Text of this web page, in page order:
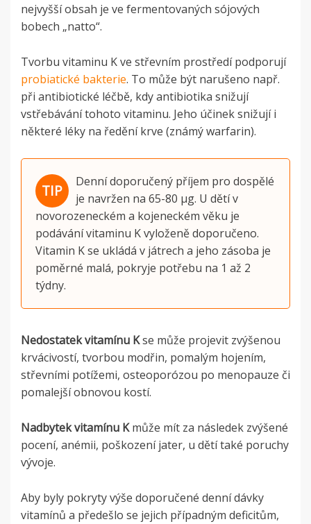
nejvyšší obsah je ve fermentovaných sójových
bobech „natto“.
Tvorbu vitaminu K ve střevním prostředí podporují
probiatické bakterie. To může být narušeno např.
při antibiotické léčbě, kdy antibiotika snižují
vstřebávání tohoto vitaminu. Jeho účinek snižují i
některé léky na ředění krve (známý warfarin).
Denní doporučený příjem pro dospělé
je navržen na 65-80 µg. U dětí v
novorozeneckém a kojeneckém věku je
podávání vitaminu K vyloženě doporučeno.
Vitamin K se ukládá v játrech a jeho zásoba je
poměrné malá, pokryje potřebu na 1 až 2
týdny.
Nedostatek vitamínu Kse může projevit zvýšenou
krvácivostí, tvorbou modřin, pomalým hojením,
střevními potížemi, osteoporózou po menopauze či
pomalejší obnovou kostí.
Nadbytek vitamínu Kmůže mít za následek zvýšené
pocení, anémii, poškození jater, u dětí také poruchy
vývoje.
Aby byly pokryty výše doporučené denní dávky
vitamínů a předešlo se jejich případným deficitům,